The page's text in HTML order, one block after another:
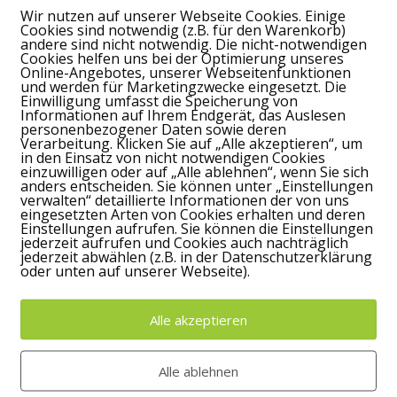
Show
Episodes
List
und verpasse keine neue Folge mit
Wir nutzen auf unserer Webseite Cookies. Einige
Cookies sind notwendig (z.B. für den Warenkorb)
andere sind nicht notwendig. Die nicht-notwendigen
Cookies helfen uns bei der Optimierung unseres
Online-Angebotes, unserer Webseitenfunktionen
und werden für Marketingzwecke eingesetzt. Die
Einwilligung umfasst die Speicherung von
Informationen auf Ihrem Endgerät, das Auslesen
personenbezogener Daten sowie deren
Verarbeitung. Klicken Sie auf „Alle akzeptieren“, um
in den Einsatz von nicht notwendigen Cookies
einzuwilligen oder auf „Alle ablehnen“, wenn Sie sich
anders entscheiden. Sie können unter „Einstellungen
verwalten“ detaillierte Informationen der von uns
eingesetzten Arten von Cookies erhalten und deren
Einstellungen aufrufen. Sie können die Einstellungen
jederzeit aufrufen und Cookies auch nachträglich
jederzeit abwählen (z.B. in der Datenschutzerklärung
oder unten auf unserer Webseite).
Alle akzeptieren
Alle ablehnen